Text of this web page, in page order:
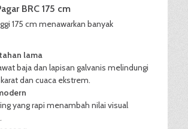
BRC 175 cm
175 cm menawarkan banyak
lama
baja dan lapisan galvanis melindungi
dan cuaca ekstrem.
yang rapi menambah nilai visual